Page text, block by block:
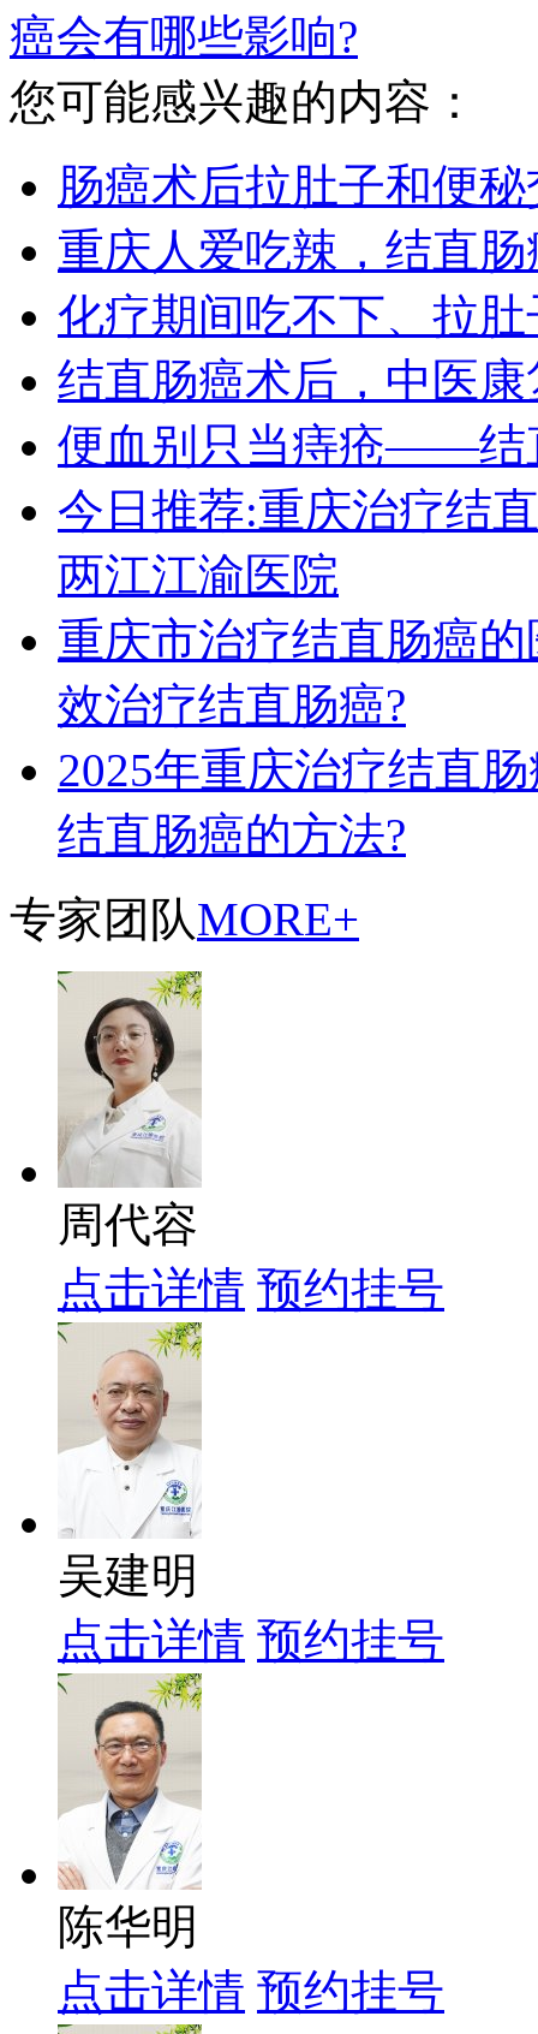
癌会有哪些影响?
您可能感兴趣的内容：
肠癌术后拉肚子和便
重庆人爱吃辣，结直
化疗期间吃不下、拉
结直肠癌术后，中医
便血别只当痔疮——结
今日推荐:重庆治疗结
两江江渝医院
重庆市治疗结直肠癌
效治疗结直肠癌?
2025年重庆治疗结直
结直肠癌的方法?
专家团队MORE+
周代容
点击详情 预约挂号
吴建明
点击详情 预约挂号
陈华明
点击详情 预约挂号